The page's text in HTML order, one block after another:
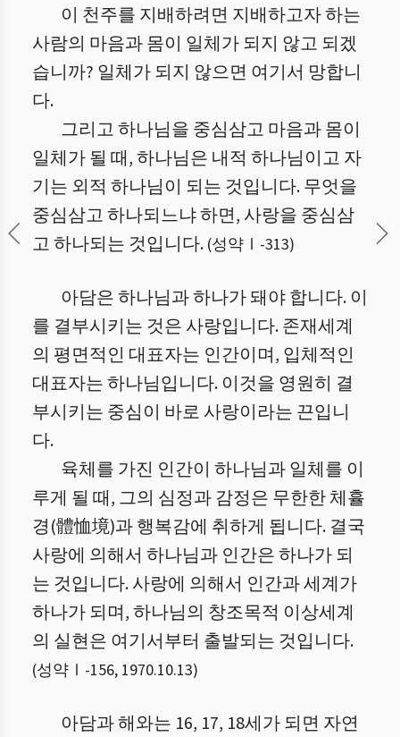
이 천주를 지배하려면 지배하고자 하는
사람의 마음과 몸이 일체가 되지 않고 되겠
습니까? 일체가 되지 않으면 여기서 망합니
다.
그리고 하나님을 중심삼고 마음과 몸이
일체가 될 때, 하나님은 내적 하나님이고 자
기는 외적 하나님이 되는 것입니다. 무엇을
중심삼고 하나되느냐 하면, 사랑을 중심삼
고 하나되는 것입니다. (성약Ⅰ -313)
아담은 하나님과 하나가 돼야 합니다. 이
를 결부시키는 것은 사랑입니다. 존재세계
의 평면적인 대표자는 인간이며, 입체적인
대표자는 하나님입니다. 이것을 영원히 결
부시키는 중심이 바로 사랑이라는 끈입니
다.
육체를 가진 인간이 하나님과 일체를 이
루게 될 때, 그의 심정과 감정은 무한한 체휼
경(體恤境)과 행복감에 취하게 됩니다. 결국
사랑에 의해서 하나님과 인간은 하나가 되
는 것입니다. 사랑에 의해서 인간과 세계가
하나가 되며, 하나님의 창조목적 이상세계
의 실현은 여기서부터 출발되는 것입니다.
(성약Ⅰ -156, 1970.10.13)
아담과 해와는 16, 17, 18세가 되면 자연